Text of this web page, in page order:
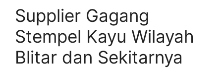
Supplier Gagang
Stempel Kayu Wilayah
Blitar dan Sekitarnya